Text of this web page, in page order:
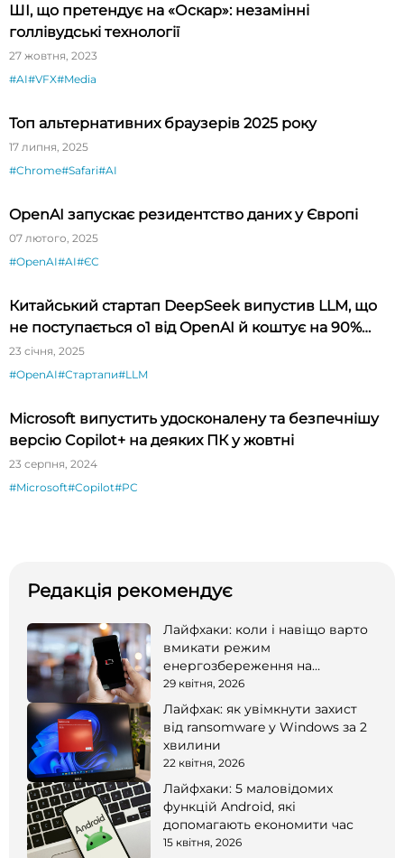
ШІ, що претендує на «Оскар»: незамінні
голлівудські технології
27 жовтня, 2023
#AI#VFX#Media
Топ альтернативних браузерів 2025 року
17 липня, 2025
#Chrome#Safari#AI
OpenAI запускає резидентство даних у Європі
07 лютого, 2025
#OpenAI#AI#ЄС
Китайський стартап DeepSeek випустив LLM, що
не поступається o1 від OpenAI й коштує на 90%
дешевше
23 січня, 2025
#OpenAI#Стартапи#LLM
Microsoft випустить удосконалену та безпечнішу
версію Copilot+ на деяких ПК у жовтні
23 серпня, 2024
#Microsoft#Copilot#PC
Редакція рекомендує
Лайфхаки: коли і навіщо варто
вмикати режим
енергозбереження на
смартфоні
29 квітня, 2026
Лайфхак: як увімкнути захист
від ransomware у Windows за 2
хвилини
22 квітня, 2026
Лайфхаки: 5 маловідомих
функцій Android, які
допомагають економити час
15 квітня, 2026